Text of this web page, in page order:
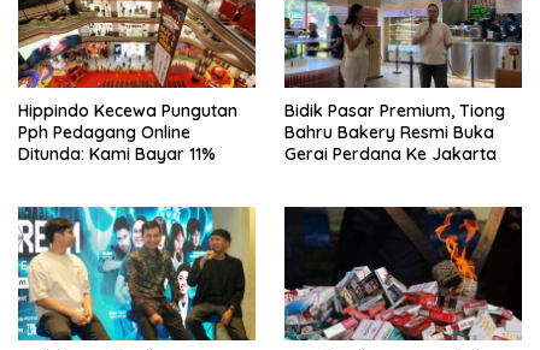
Hippindo Kecewa Pungutan
Pph Pedagang Online
Ditunda: Kami Bayar 11%
Bidik Pasar Premium, Tiong
Bahru Bakery Resmi Buka
Gerai Perdana Ke Jakarta